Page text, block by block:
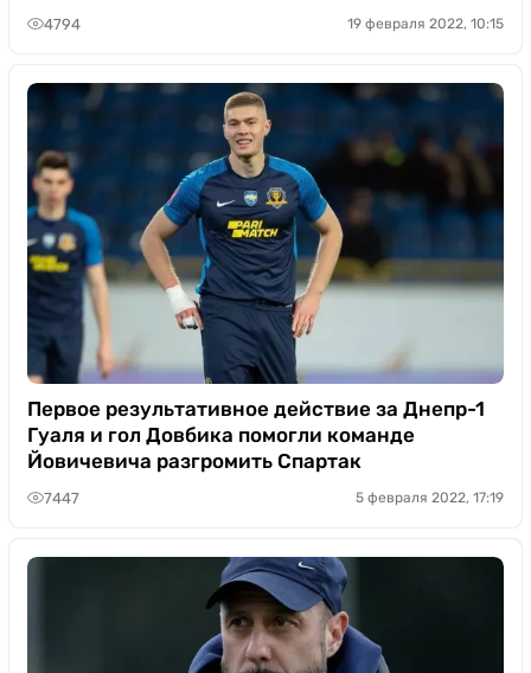
4794 19 февраля 2022, 10:15
Первое результативное действие за Днепр-1
Гуаля и гол Довбика помогли команде
Йовичевича разгромить Спартак
7447 5 февраля 2022, 17:19